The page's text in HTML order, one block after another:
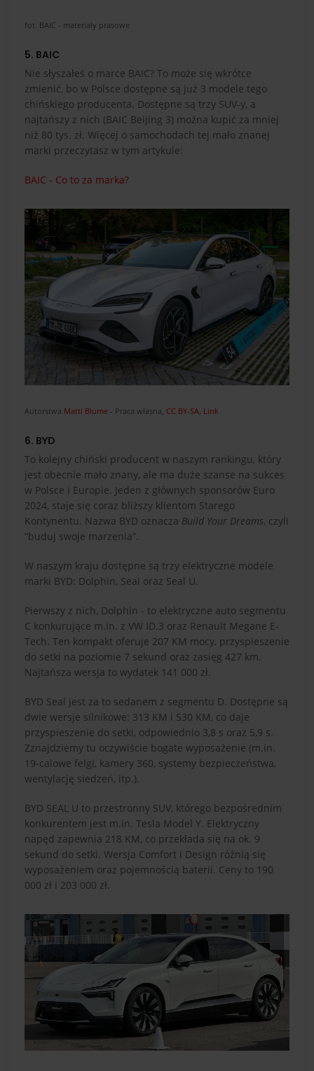
fot. BAIC - materiały prasowe
5. BAIC
Nie słyszałeś o marce BAIC? To może się wkrótce
zmienić, bo w Polsce dostępne są już 3 modele tego
chińskiego producenta. Dostępne są trzy SUV-y, a
najtańszy z nich (BAIC Beijing 3) można kupić za mniej
niż 80 tys. zł. Więcej o samochodach tej mało znanej
marki przeczytasz w tym artykule:
BAIC - Co to za marka?
Autorstwa Matti Blume - Praca własna, CC BY-SA, Link
6. BYD
To kolejny chiński producent w naszym rankingu, który
jest obecnie mało znany, ale ma duże szanse na sukces
w Polsce i Europie. Jeden z głównych sponsorów Euro
2024, staje się coraz bliższy klientom Starego
Kontynentu. Nazwa BYD oznacza Build Your Dreams, czyli
“buduj swoje marzenia”.
W naszym kraju dostępne są trzy elektryczne modele
marki BYD: Dolphin, Seal oraz Seal U.
Pierwszy z nich, Dolphin - to elektryczne auto segmentu
C konkurujące m.in. z VW ID.3 oraz Renault Megane E-
Tech. Ten kompakt oferuje 207 KM mocy, przyspieszenie
do setki na poziomie 7 sekund oraz zasięg 427 km.
Najtańsza wersja to wydatek 141 000 zł.
BYD Seal jest za to sedanem z segmentu D. Dostępne są
dwie wersje silnikowe: 313 KM i 530 KM, co daje
przyspieszenie do setki, odpowiednio 3,8 s oraz 5,9 s.
Zznajdziemy tu oczywiście bogate wyposażenie (m.in.
19-calowe felgi, kamery 360, systemy bezpieczeństwa,
wentylację siedzeń, itp.).
BYD SEAL U to przestronny SUV, którego bezpośrednim
konkurentem jest m.in. Tesla Model Y. Elektryczny
napęd zapewnia 218 KM, co przekłada się na ok. 9
sekund do setki. Wersja Comfort i Design różnią się
wyposażeniem oraz pojemnością baterii. Ceny to 190
000 zł i 203 000 zł.